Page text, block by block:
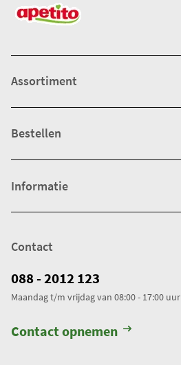
Assortiment
Bestellen
Informatie
Contact
088 - 2012 123
Maandag t/m vrijdag van 08:00 - 17:00 uur
Contact opnemen